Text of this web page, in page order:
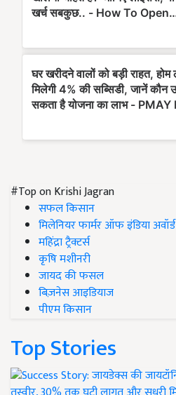
#Top on Krishi Jagran
सफल किसान
मिलेनियर फार्मर ऑफ इंडिया अवॉर्ड
महिंद्रा ट्रैक्टर्स
कृषि मशीनरी
जायद की फसल
बिज़नेस आइडियाज
पीएम किसान
Top Stories